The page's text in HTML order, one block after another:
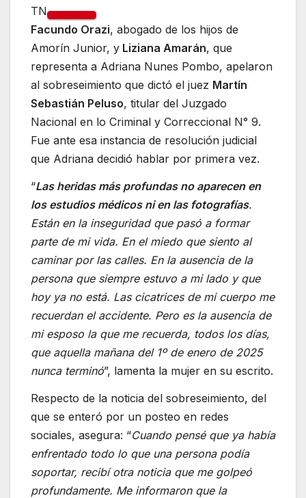
TN
Facundo Orazi, abogado de los hijos de
Amorín Junior, y Liziana Amarán, que
representa a Adriana Nunes Pombo, apelaron
al sobreseimiento que dictó el juez Martín
Sebastián Peluso, titular del Juzgado
Nacional en lo Criminal y Correccional N° 9.
Fue ante esa instancia de resolución judicial
que Adriana decidió hablar por primera vez.
“Las heridas más profundas no aparecen en
los estudios médicos ni en las fotografías.
Están en la inseguridad que pasó a formar
parte de mi vida. En el miedo que siento al
caminar por las calles. En la ausencia de la
persona que siempre estuvo a mi lado y que
hoy ya no está. Las cicatrices de mi cuerpo me
recuerdan el accidente. Pero es la ausencia de
mi esposo la que me recuerda, todos los días,
que aquella mañana del 1º de enero de 2025
nunca terminó”, lamenta la mujer en su escrito.
Respecto de la noticia del sobreseimiento, del
que se enteró por un posteo en redes
sociales, asegura: “Cuando pensé que ya había
enfrentado todo lo que una persona podía
soportar, recibí otra noticia que me golpeó
profundamente. Me informaron que la